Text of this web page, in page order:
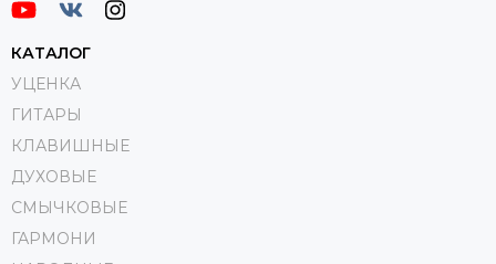
КАТАЛОГ
УЦЕНКА
ГИТАРЫ
КЛАВИШНЫЕ
ДУХОВЫЕ
СМЫЧКОВЫЕ
ГАРМОНИ